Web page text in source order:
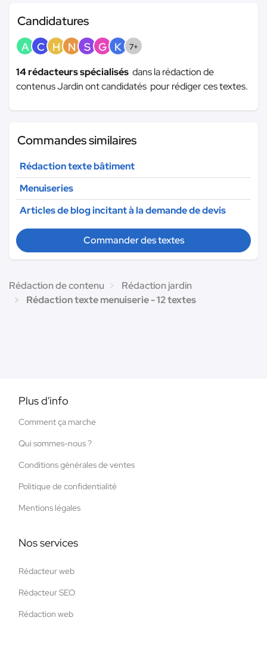
Candidatures
A C H N S G K 7+
14 rédacteurs spécialisés dans la rédaction de
contenus Jardin ont candidatés pour rédiger ces textes.
Commandes similaires
Rédaction texte bâtiment
Menuiseries
Articles de blog incitant à la demande de devis
Commander des textes
Rédaction de contenu
Rédaction jardin
Rédaction texte menuiserie - 12 textes
Plus d'info
Comment ça marche
Qui sommes-nous ?
Conditions générales de ventes
Politique de confidentialité
Mentions légales
Nos services
Rédacteur web
Rédacteur SEO
Rédaction web